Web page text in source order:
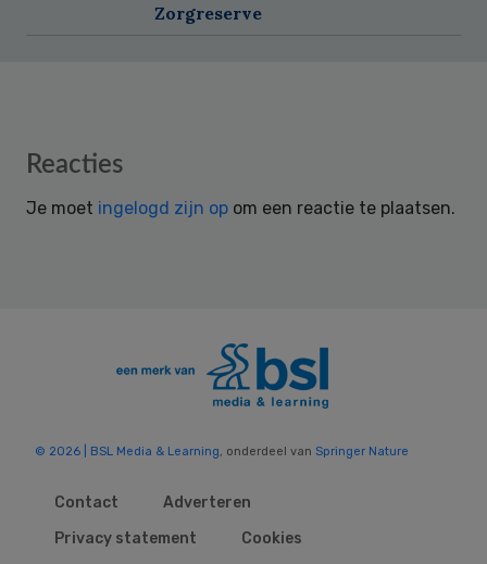
Zorgreserve
Reader
Reacties
Je moet ingelogd zijn op om een reactie te plaatsen.
© 2026 | BSL Media & Learning, onderdeel van Springer Nature
Contact
Adverteren
Privacy statement
Cookies